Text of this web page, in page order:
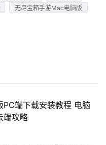
无尽宝箱手游Mac电脑版
PC端下载安装教程 电脑
端攻略